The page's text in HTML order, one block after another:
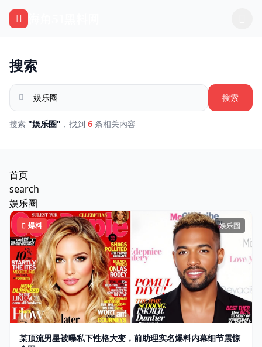
跳过导航
搜索
搜索
搜索 "娱乐圈" ，找到 6 条相关内容
首页
search
娱乐圈
爆料 娱乐圈
某顶流男星被曝私下性格大变，前助理实名爆料内幕细节震惊